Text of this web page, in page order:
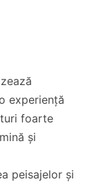
experiență
foarte
și
peisajelor și